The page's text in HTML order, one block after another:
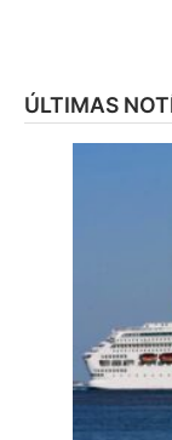
ÚLTIMAS